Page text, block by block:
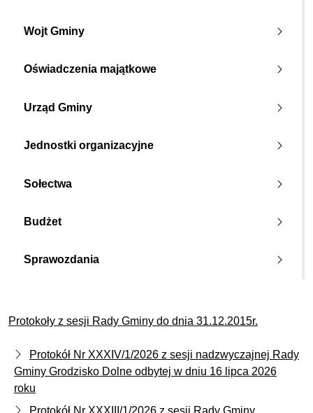
Wojt Gminy
Oświadczenia majątkowe
Urząd Gminy
Jednostki organizacyjne
Sołectwa
Budżet
Sprawozdania
Protokoły z sesji Rady Gminy do dnia 31.12.2015r.
Protokół Nr XXXIV/1/2026 z sesji nadzwyczajnej Rady
Gminy Grodzisko Dolne odbytej w dniu 16 lipca 2026
roku
Protokół Nr XXXIII/1/2026 z sesji Rady Gminy